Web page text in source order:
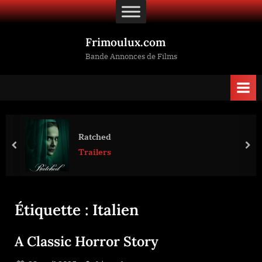
Skip
to
Frimoulux.com
Bande Annonces de Films
Ratched
Trailers
prev
Étiquette : Italien
A Classic Horror Story